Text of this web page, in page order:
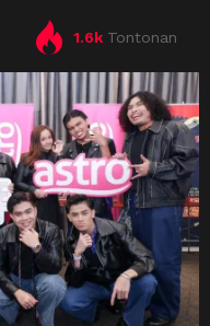
1.6k Tontonan